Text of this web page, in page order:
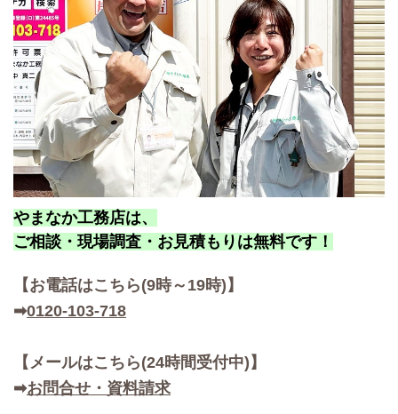
やまなか工務店は、
ご相談・現場調査・お見積もりは無料です！
【お電話はこちら(9時～19時)】
➡0120-103-718
【メールはこちら(24時間受付中)】
➡お問合せ・資料請求